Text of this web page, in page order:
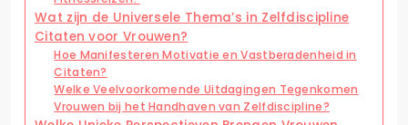
Wat zijn de Universele Thema’s in Zelfdiscipline
Citaten voor Vrouwen?
Hoe Manifesteren Motivatie en Vastberadenheid in
Citaten?
Welke Veelvoorkomende Uitdagingen Tegenkomen
Vrouwen bij het Handhaven van Zelfdiscipline?